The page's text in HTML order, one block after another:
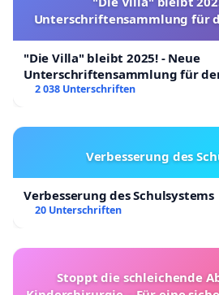
Unterschriftensammlung für
"Die Villa" bleibt 2025! - Neue
Unterschriftensammlung für
2 038 Unterschriften
Verbesserung des
Verbesserung des Schulsystems
20 Unterschriften
Stoppt die schleichende